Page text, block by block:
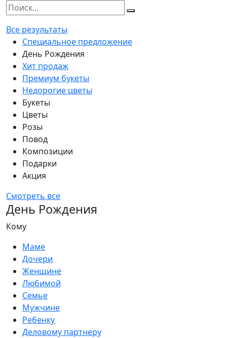
Все результаты
Специальное предложение
День Рождения
Хит продаж
Премиум букеты
Недорогие цветы
Букеты
Цветы
Розы
Повод
Композиции
Подарки
Акция
Смотреть все
День Рождения
Кому
Маме
Дочери
Женщине
Любимой
Семье
Мужчине
Ребенку
Деловому партнеру